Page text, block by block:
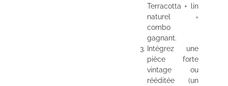
Terracotta + lin
naturel =
combo
gagnant.
Intégrez une
pièce forte
vintage ou
rééditée (un